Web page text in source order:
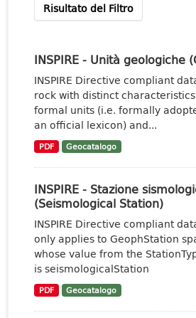
Risultato del Filtro
INSPIRE - Unità geologiche
INSPIRE Directive compliant
rock with distinct
formal units (i.e. formally
an official lexicon) and...
PDF Geocatalogo
INSPIRE - Stazione
(Seismological Station)
INSPIRE Directive compliant
only applies to GeophStation
whose value from the
is seismologicalStation
PDF Geocatalogo